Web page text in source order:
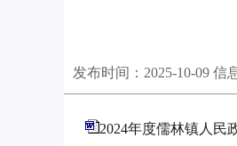
发布时间： 2025-10-09 信
2024年度儒林镇人民